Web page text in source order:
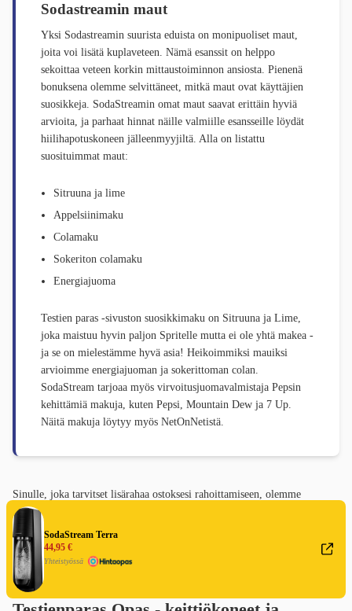
SodaStream Terra
44,95 €
Yhteistyössä
Sodastreamin maut
Yksi Sodastreamin suurista eduista on monipuoliset maut,
joita voi lisätä kuplaveteen. Nämä esanssit on helppo
sekoittaa veteen korkin mittaustoiminnon ansiosta. Pienenä
bonuksena olemme selvittäneet, mitkä maut ovat käyttäjien
suosikkeja. SodaStreamin omat maut saavat erittäin hyviä
arvioita, ja parhaat hinnat näille valmiille esansseille löydät
hiilihapotuskoneen jälleenmyyjiltä. Alla on listattu
suosituimmat maut:
Sitruuna ja lime
Appelsiinimaku
Colamaku
Sokeriton colamaku
Energiajuoma
Testien paras -sivuston suosikkimaku on Sitruuna ja Lime,
joka maistuu hyvin paljon Spritelle mutta ei ole yhtä makea -
ja se on mielestämme hyvä asia! Heikoimmiksi mauiksi
arvioimme energiajuoman ja sokerittoman colan.
SodaStream tarjoaa myös virvoitusjuomavalmistaja Pepsin
kehittämiä makuja, kuten Pepsi, Mountain Dew ja 7 Up.
Näitä makuja löytyy myös NetOnNetistä.
Sinulle, joka tarvitset lisärahaa ostoksesi rahoittamiseen, olemme
koonneet sivun